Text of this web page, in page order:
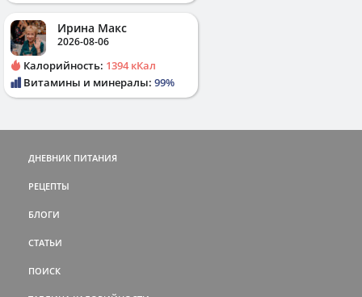
Ирина Макс
2026-08-06
Калорийность: 1394 кКал
Витамины и минералы: 99%
ДНЕВНИК ПИТАНИЯ
РЕЦЕПТЫ
БЛОГИ
СТАТЬИ
ПОИСК